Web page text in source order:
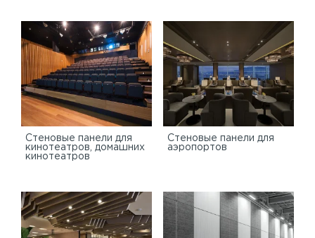
Стеновые панели для
кинотеатров, домашних
кинотеатров
Стеновые панели для
аэропортов